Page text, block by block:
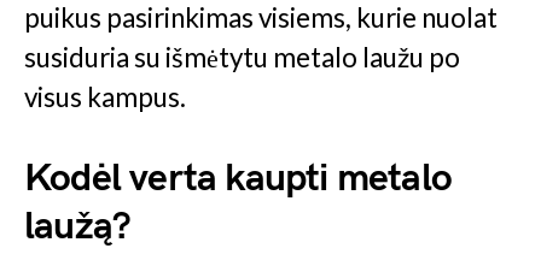
puikus pasirinkimas visiems, kurie nuolat
susiduria su išmėtytu metalo laužu po
visus kampus.
Kodėl verta kaupti metalo
laužą?